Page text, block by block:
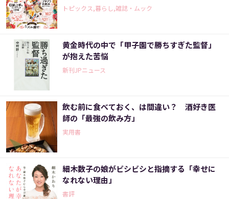
トピックス,暮らし,雑誌・ムック
黄金時代の中で「甲子園で勝ちすぎた監督」
が抱えた苦悩
新刊JPニュース
飲む前に食べておく、は間違い？ 酒好き医
師の「最強の飲み方」
実用書
細木数子の娘がビシビシと指摘する「幸せに
なれない理由」
書評